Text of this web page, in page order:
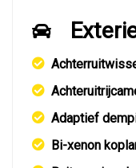
Adaptief
Bi-xenon